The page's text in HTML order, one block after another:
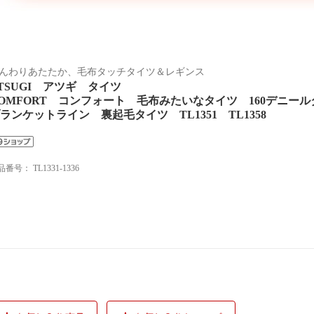
わりあたたか、毛布タッチタイツ＆レギンス
アツギ タイツ
コンフォート 毛布みたいなタイツ 160デニール
ンケットライン 裏起毛タイツ TL1351 TL1358
番号： TL1331-1336